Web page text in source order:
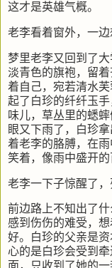
这才是英雄气概。
老李看着窗外，一边
梦里老李又回到了
淡青色的旗袍，留
着自己，宛若清水
起了白珍的纤纤玉
味儿，草丛里的蟋
眼又下雨了，白珍
着老李的胳膊，在
笑着，像雨中盛开的
老李一下子惊醒了，
前边路上不知出了
感到伤伤的难受，
好。白珍的父亲是
心的是白珍会受到